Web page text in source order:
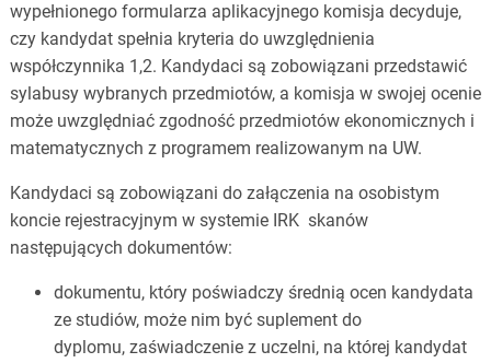
wypełnionego formularza aplikacyjnego komisja decyduje,
czy kandydat spełnia kryteria do uwzględnienia
współczynnika 1,2. Kandydaci są zobowiązani przedstawić
sylabusy wybranych przedmiotów, a komisja w swojej ocenie
może uwzględniać zgodność przedmiotów ekonomicznych i
matematycznych z programem realizowanym na UW.
Kandydaci są zobowiązani do załączenia na osobistym
koncie rejestracyjnym w systemie IRK skanów
następujących dokumentów:
dokumentu, który poświadczy średnią ocen kandydata
ze studiów, może nim być suplement do
dyplomu, zaświadczenie z uczelni, na której kandydat